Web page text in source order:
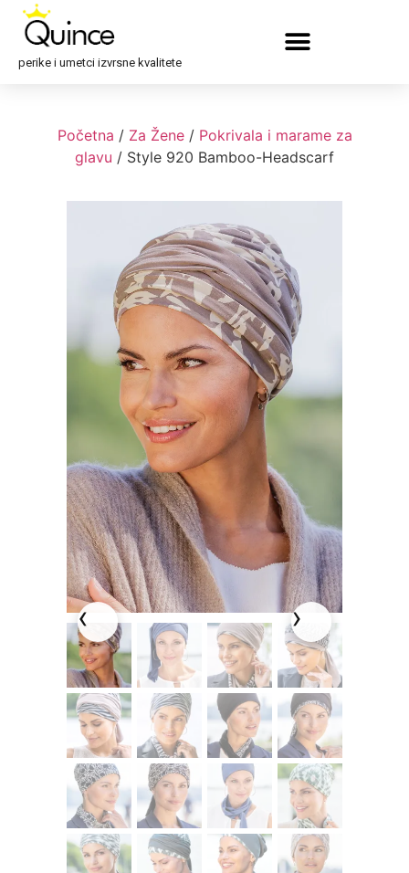
perike i umetci izvrsne kvalitete
Početna / Za Žene/ Pokrivala i marame za
glavu / Style 920 Bamboo-Headscarf